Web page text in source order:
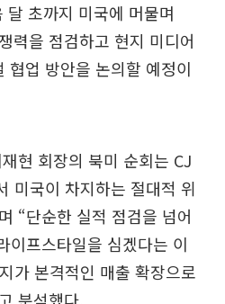
초까지 미국에 머물며
력을 점검하고 현지 미디어
협업 방안을 논의할 예정이
현 회장의 북미 순회는 CJ
미국이 차지하는 절대적 위
“단순한 실적 점검을 넘어
이프스타일을 심겠다는 이
가 본격적인 매출 확장으로